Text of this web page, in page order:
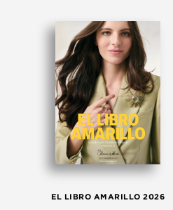
EL LIBRO AMARILLO 2026